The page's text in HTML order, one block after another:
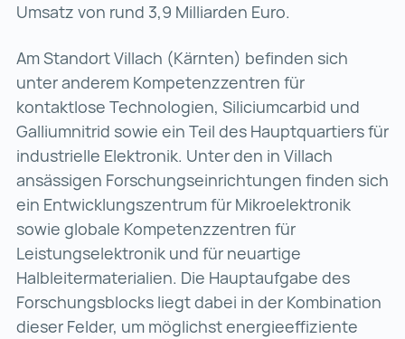
Umsatz von rund 3,9 Milliarden Euro.
Am Standort Villach (Kärnten) befinden sich
unter anderem Kompetenzzentren für
kontaktlose Technologien, Siliciumcarbid und
Galliumnitrid sowie ein Teil des Hauptquartiers für
industrielle Elektronik. Unter den in Villach
ansässigen Forschungseinrichtungen finden sich
ein Entwicklungszentrum für Mikroelektronik
sowie globale Kompetenzzentren für
Leistungselektronik und für neuartige
Halbleitermaterialien. Die Hauptaufgabe des
Forschungsblocks liegt dabei in der Kombination
dieser Felder, um möglichst energieeffiziente